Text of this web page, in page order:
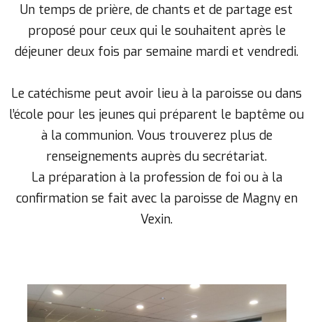
Un temps de prière, de chants et de partage est
proposé pour ceux qui le souhaitent après le
déjeuner deux fois par semaine mardi et vendredi.
Le catéchisme peut avoir lieu à la paroisse ou dans
l’école pour les jeunes qui préparent le baptême ou
à la communion. Vous trouverez plus de
renseignements auprès du secrétariat.
La préparation à la profession de foi ou à la
confirmation se fait avec la paroisse de Magny en
Vexin.